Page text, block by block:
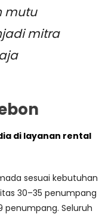
mutu
mitra
di layanan rental
sesuai kebutuhan
30–35 penumpang
penumpang. Seluruh